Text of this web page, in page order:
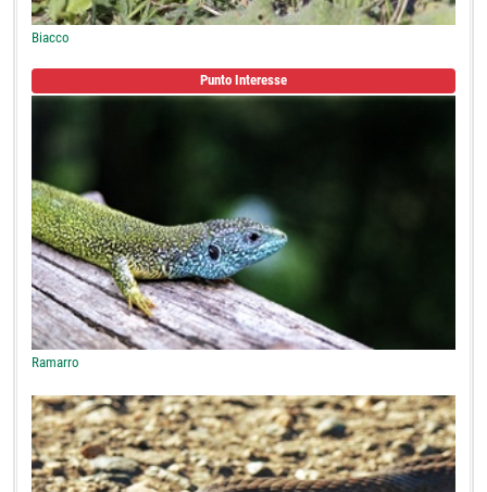
Biacco
Punto Interesse
Ramarro